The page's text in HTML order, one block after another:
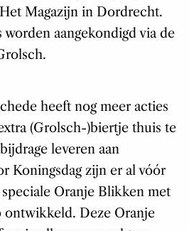
Magazijn in Dordrecht.
worden aangekondigd via de
heeft nog meer acties
(Grolsch-)biertje thuis te
leveren aan
Koningsdag zijn er al vóór
Oranje Blikken met
Deze Oranje